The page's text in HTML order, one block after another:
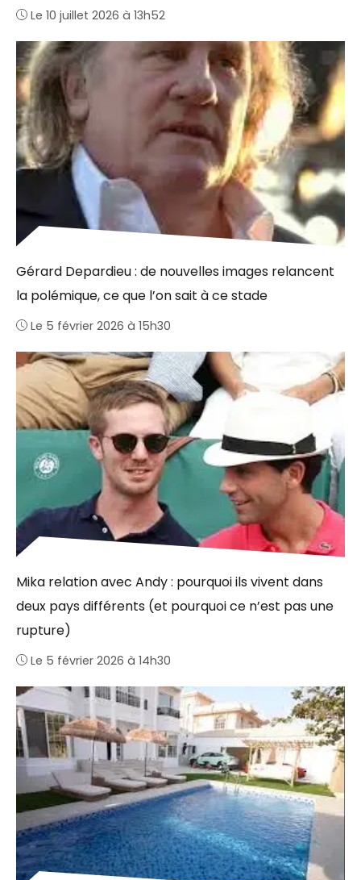
Le 10 juillet 2026 à 13h52
Gérard Depardieu : de nouvelles images relancent
la polémique, ce que l’on sait à ce stade
Le 5 février 2026 à 15h30
Mika relation avec Andy : pourquoi ils vivent dans
deux pays différents (et pourquoi ce n’est pas une
rupture)
Le 5 février 2026 à 14h30